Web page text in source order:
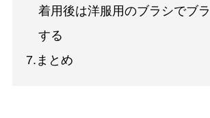
着用後は洋服用のブラシでブ
する
7.まとめ